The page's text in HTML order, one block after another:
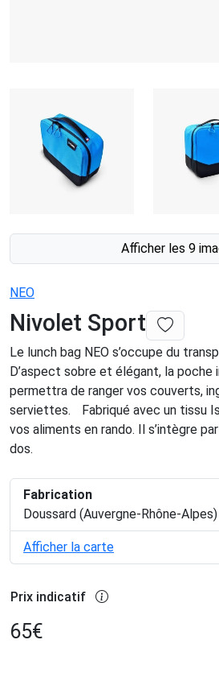
Afficher les 9
NEO
Nivolet Sport
Le lunch bag NEO s’occupe du
D’aspect sobre et élégant, la poche
permettra de ranger vos couverts,
serviettes. Fabriqué avec un tissu
vos aliments en rando. Il s’intègre
dos.
Fabrication
Doussard (Auvergne-Rhône-Alpes)
Afficher la carte
Prix indicatif
65€